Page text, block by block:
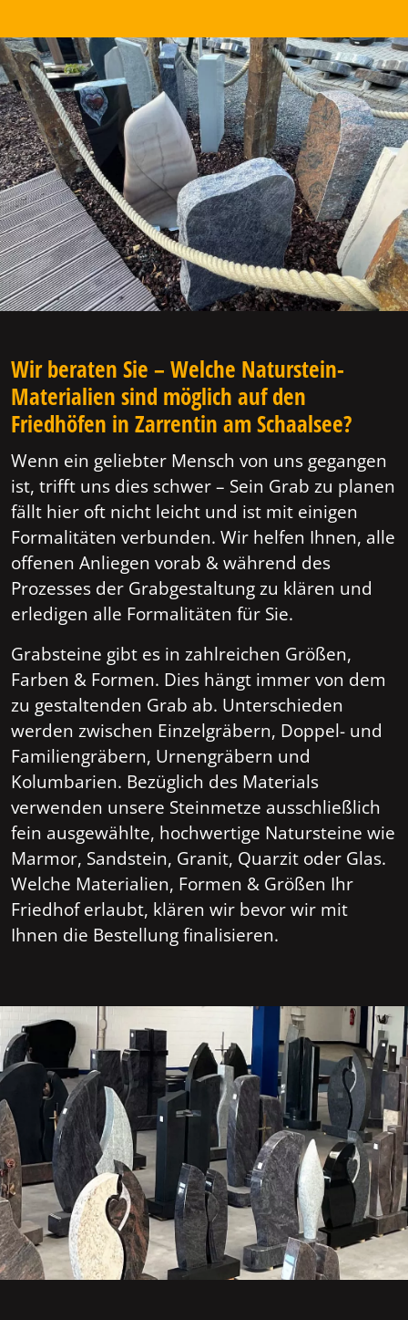
Wir beraten Sie – Welche Naturstein-
Materialien sind möglich auf den
Friedhöfen in Zarrentin am Schaalsee?
Wenn ein geliebter Mensch von uns gegangen
ist, trifft uns dies schwer – Sein Grab zu planen
fällt hier oft nicht leicht und ist mit einigen
Formalitäten verbunden. Wir helfen Ihnen, alle
offenen Anliegen vorab & während des
Prozesses der Grabgestaltung zu klären und
erledigen alle Formalitäten für Sie.
Grabsteine gibt es in zahlreichen Größen,
Farben & Formen. Dies hängt immer von dem
zu gestaltenden Grab ab. Unterschieden
werden zwischen Einzelgräbern, Doppel- und
Familiengräbern, Urnengräbern und
Kolumbarien. Bezüglich des Materials
verwenden unsere Steinmetze ausschließlich
fein ausgewählte, hochwertige Natursteine wie
Marmor, Sandstein, Granit, Quarzit oder Glas.
Welche Materialien, Formen & Größen Ihr
Friedhof erlaubt, klären wir bevor wir mit
Ihnen die Bestellung finalisieren.